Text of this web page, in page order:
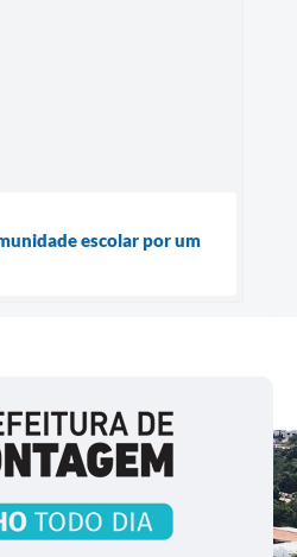
escolar por um